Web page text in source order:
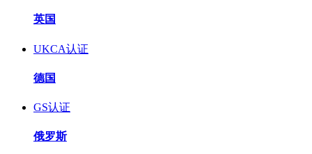
英国
UKCA认证
德国
GS认证
俄罗斯